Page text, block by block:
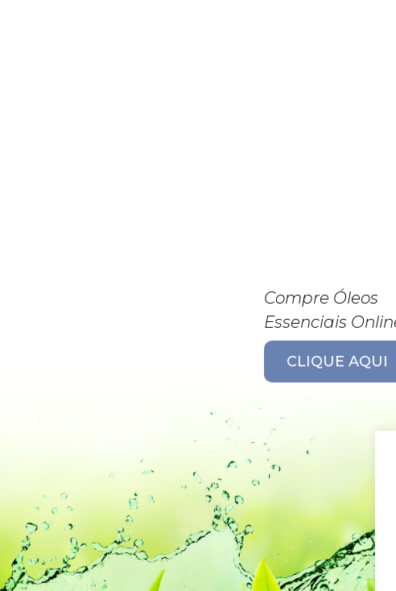
Compre Óleos
Essenciais
CLIQUE AQUI